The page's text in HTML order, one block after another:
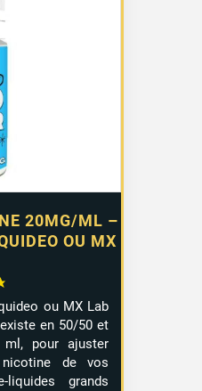
20MG/ML –
OU MX
:
€
€
ou MX Lab
en 50/50 et
pour ajuster
de vos
grands